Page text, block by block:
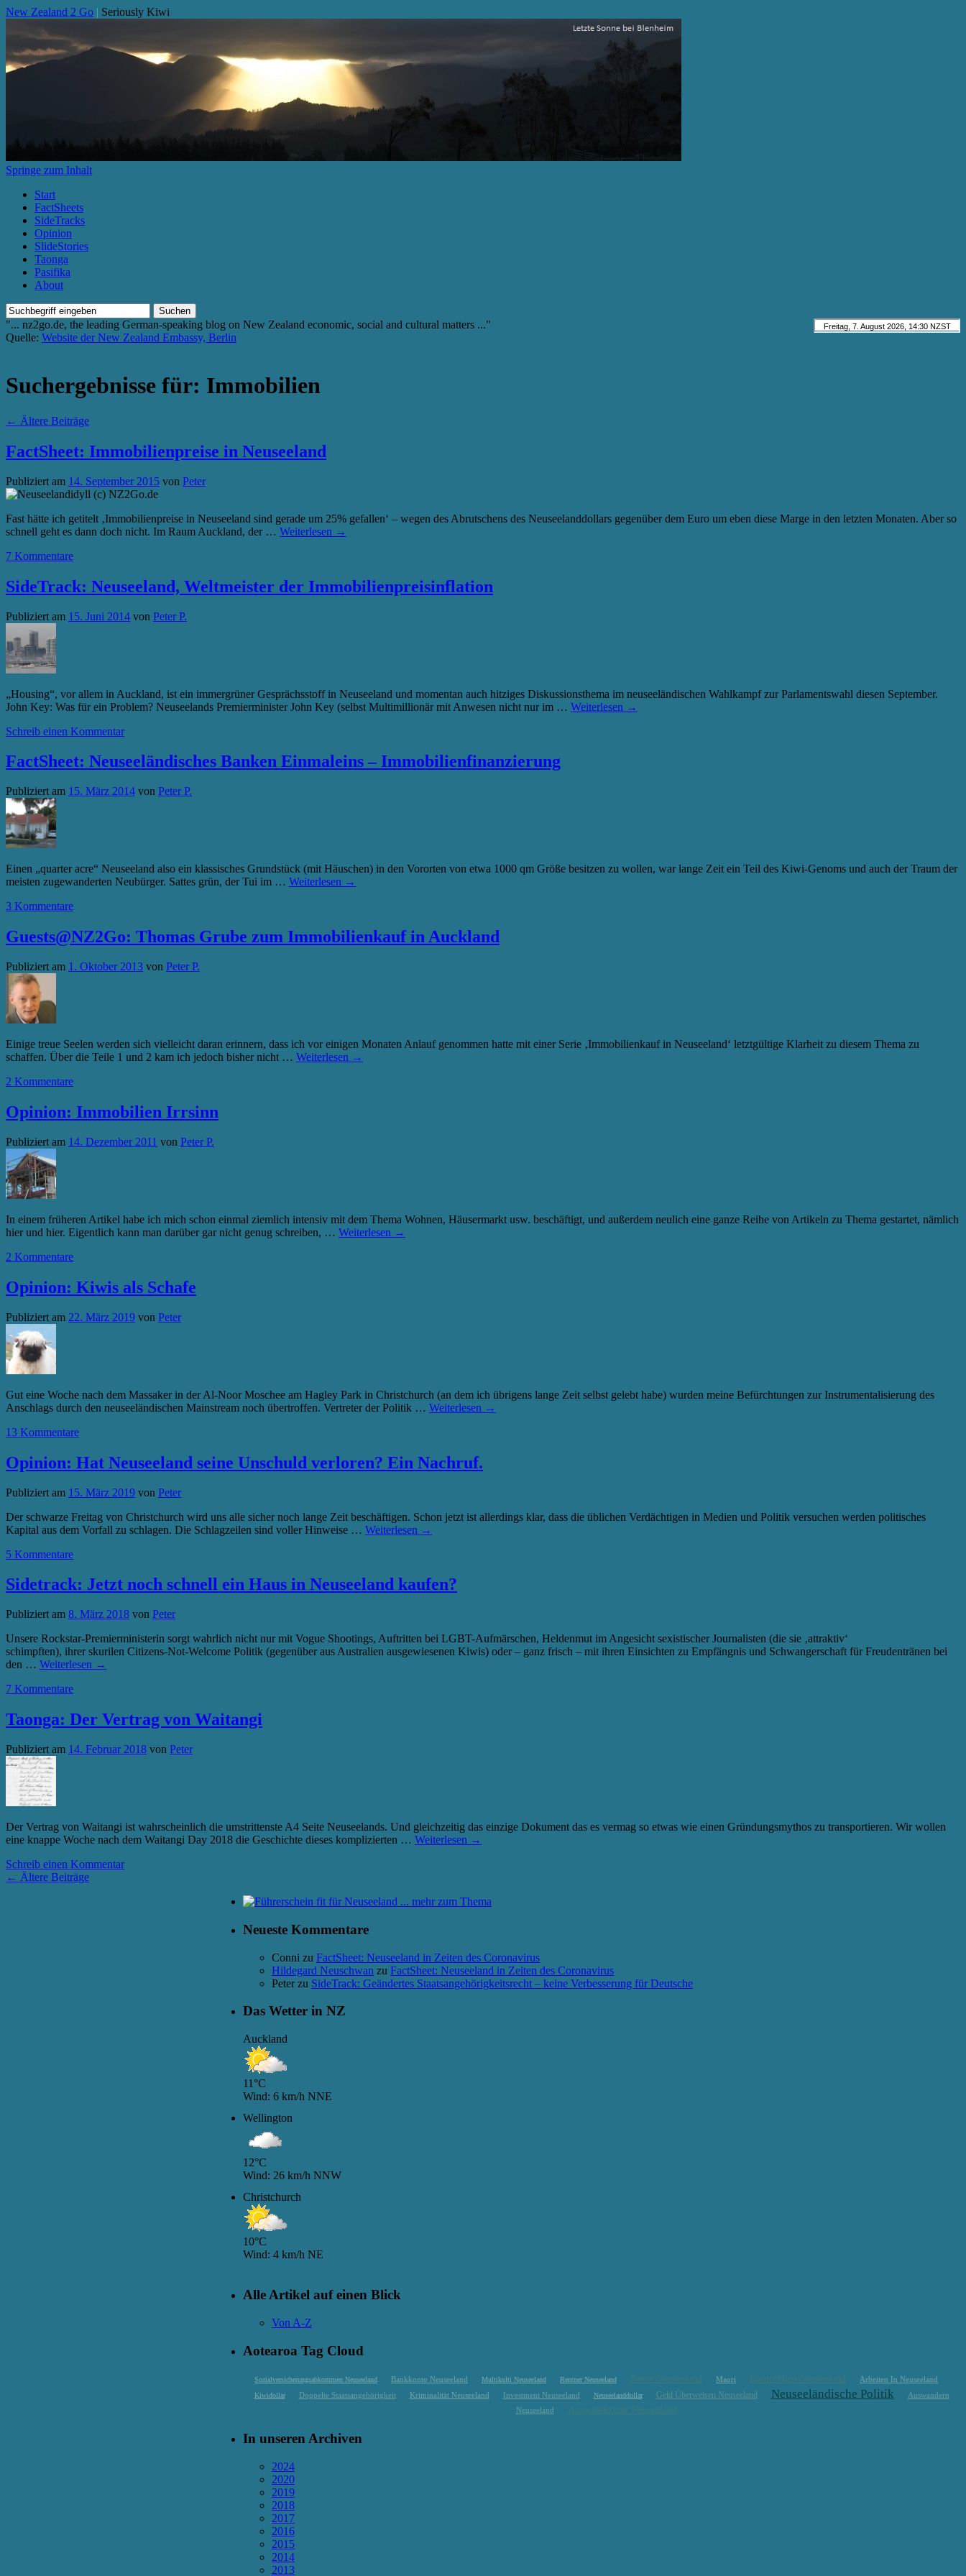
New Zealand 2 Go | Seriously Kiwi
Springe zum Inhalt
Start
FactSheets
SideTracks
Opinion
SlideStories
Taonga
Pasifika
About
"... nz2go.de, the leading German-speaking blog on New Zealand economic, social and cultural matters ..."
Quelle: Website der New Zealand Embassy, Berlin
Suchergebnisse für: Immobilien
← Ältere Beiträge
FactSheet: Immobilienpreise in Neuseeland
Publiziert am 14. September 2015 von Peter
Fast hätte ich getitelt ‚Immobilienpreise in Neuseeland sind gerade um 25% gefallen‘ – wegen des Abrutschens des Neuseelanddollars gegenüber dem Euro um eben diese Marge in den letzten Monaten. Aber so
schnell geht es dann doch nicht. Im Raum Auckland, der … Weiterlesen →
7 Kommentare
SideTrack: Neuseeland, Weltmeister der Immobilienpreisinflation
Publiziert am 15. Juni 2014 von Peter P.
„Housing“, vor allem in Auckland, ist ein immergrüner Gesprächsstoff in Neuseeland und momentan auch hitziges Diskussionsthema im neuseeländischen Wahlkampf zur Parlamentswahl diesen September.
John Key: Was für ein Problem? Neuseelands Premierminister John Key (selbst Multimillionär mit Anwesen nicht nur im … Weiterlesen →
Schreib einen Kommentar
FactSheet: Neuseeländisches Banken Einmaleins – Immobilienfinanzierung
Publiziert am 15. März 2014 von Peter P.
Einen „quarter acre“ Neuseeland also ein klassisches Grundstück (mit Häuschen) in den Vororten von etwa 1000 qm Größe besitzen zu wollen, war lange Zeit ein Teil des Kiwi-Genoms und auch der Traum der
meisten zugewanderten Neubürger. Sattes grün, der Tui im … Weiterlesen →
3 Kommentare
Guests@NZ2Go: Thomas Grube zum Immobilienkauf in Auckland
Publiziert am 1. Oktober 2013 von Peter P.
Einige treue Seelen werden sich vielleicht daran erinnern, dass ich vor einigen Monaten Anlauf genommen hatte mit einer Serie ‚Immobilienkauf in Neuseeland‘ letztgültige Klarheit zu diesem Thema zu
schaffen. Über die Teile 1 und 2 kam ich jedoch bisher nicht … Weiterlesen →
2 Kommentare
Opinion: Immobilien Irrsinn
Publiziert am 14. Dezember 2011 von Peter P.
In einem früheren Artikel habe ich mich schon einmal ziemlich intensiv mit dem Thema Wohnen, Häusermarkt usw. beschäftigt, und außerdem neulich eine ganze Reihe von Artikeln zu Thema gestartet, nämlich
hier und hier. Eigentlich kann man darüber gar nicht genug schreiben, … Weiterlesen →
2 Kommentare
Opinion: Kiwis als Schafe
Publiziert am 22. März 2019 von Peter
Gut eine Woche nach dem Massaker in der Al-Noor Moschee am Hagley Park in Christchurch (an dem ich übrigens lange Zeit selbst gelebt habe) wurden meine Befürchtungen zur Instrumentalisierung des
Anschlags durch den neuseeländischen Mainstream noch übertroffen. Vertreter der Politik … Weiterlesen →
13 Kommentare
Opinion: Hat Neuseeland seine Unschuld verloren? Ein Nachruf.
Publiziert am 15. März 2019 von Peter
Der schwarze Freitag von Christchurch wird uns alle sicher noch lange Zeit beschäftigen. Schon jetzt ist allerdings klar, dass die üblichen Verdächtigen in Medien und Politik versuchen werden politisches
Kapital aus dem Vorfall zu schlagen. Die Schlagzeilen sind voller Hinweise … Weiterlesen →
5 Kommentare
Sidetrack: Jetzt noch schnell ein Haus in Neuseeland kaufen?
Publiziert am 8. März 2018 von Peter
Unsere Rockstar-Premierministerin sorgt wahrlich nicht nur mit Vogue Shootings, Auftritten bei LGBT-Aufmärschen, Heldenmut im Angesicht sexistischer Journalisten (die sie ‚attraktiv‘
schimpften), ihrer skurilen Citizens-Not-Welcome Politik (gegenüber aus Australien ausgewiesenen Kiwis) oder – ganz frisch – mit ihren Einsichten zu Empfängnis und Schwangerschaft für Freudentränen bei
den … Weiterlesen →
7 Kommentare
Taonga: Der Vertrag von Waitangi
Publiziert am 14. Februar 2018 von Peter
Der Vertrag von Waitangi ist wahrscheinlich die umstrittenste A4 Seite Neuseelands. Und gleichzeitig das einzige Dokument das es vermag so etwas wie einen Gründungsmythos zu transportieren. Wir wollen
eine knappe Woche nach dem Waitangi Day 2018 die Geschichte dieses komplizierten … Weiterlesen →
Schreib einen Kommentar
← Ältere Beiträge
... mehr zum Thema
Neueste Kommentare
Conni zu FactSheet: Neuseeland in Zeiten des Coronavirus
Hildegard Neuschwan zu FactSheet: Neuseeland in Zeiten des Coronavirus
Peterzu SideTrack: Geändertes Staatsangehörigkeitsrecht – keine Verbesserung für Deutsche
Das Wetter in NZ
Auckland
11°C
Wind: 6 km/h NNE
Wellington
12°C
Wind: 26 km/h NNW
Christchurch
10°C
Wind: 4 km/h NE
Alle Artikel auf einen Blick
Von A-Z
Aotearoa Tag Cloud
Sozialversicherungsabkommen Neuseeland Bankkonto Neuseeland Multikulti Neuseeland Rentner Neuseeland Natur Neuseeland Maori Immobilien Neuseeland
Arbeiten In Neuseeland
Kiwidollar
Doppelte Staatsangehörigkeit Kriminalität Neuseeland Investment Neuseeland Neuseelanddollar Geld Überweisen Neuseeland Neuseeländische Politik
Auswandern
Neuseeland
Auswanderung Neuseeland
In unseren Archiven
2024
2020
2019
2018
2017
2016
2015
2014
2013